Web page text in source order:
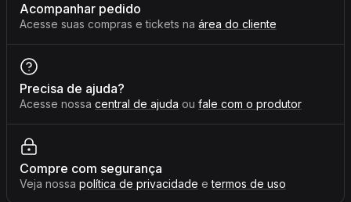
Acompanhar pedido
Acesse suas compras e tickets na área do cliente
Precisa de ajuda?
Acesse nossa central de ajuda ou fale com o produtor
Compre com segurança
Veja nossa política de privacidade etermos de uso